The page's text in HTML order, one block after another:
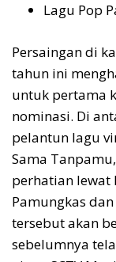
Lagu Pop
Persaingan di
tahun ini
untuk pertama
nominasi. Di
pelantun lagu
Sama
perhatian lewat
Pamungkas
tersebut akan
sebelumnya